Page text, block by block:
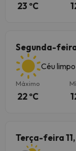
23 ºC
Segunda-
Céu limpo
Máximo
22 ºC
Terça-feira